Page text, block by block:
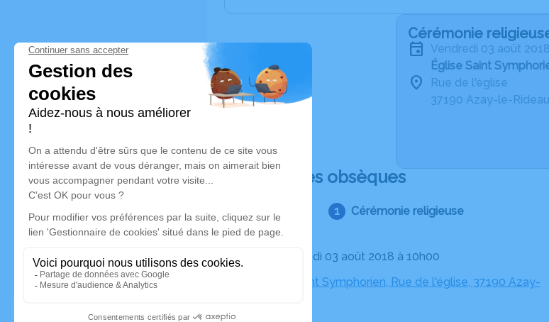
Cérémonie
vendredi 03 août
Église Saint
Rue de l'église
37190 Azay-le-Rideau
Déroulé des obsèques
Cérémonie religieuse
Le vendredi 03 août 2018 à 10h00
Église Saint Symphorien, Rue de l'église, 37190 Azay-